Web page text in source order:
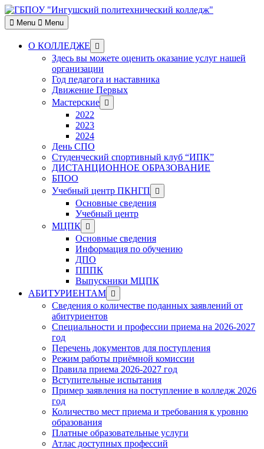
Skip
to
content
Menu Menu
О КОЛЛЕДЖЕ
Show
sub
menu
Здесь вы можете оценить оказание услуг нашей
организации
Год педагога и наставника
Движение Первых
Мастерские Show
sub
2022
2023
2024
День СПО
Студенческий спортивный клуб “ИПК”
ДИСТАНЦИОННОЕ ОБРАЗОВАНИЕ
БПОО
Учебный центр ПКНГП
Show
sub
menu
Основные сведения
Учебный центр
МЦПК Show
sub
menu
Основные сведения
Информация по обучению
ДПО
ПППК
Выпускники МЦПК
АБИТУРИЕНТАМ Show
sub
menu
Сведения о количестве поданных заявлений от
абитуриентов
Специальности и профессии приема на 2026-2027
год
Перечень документов для поступления
Режим работы приёмной комиссии
Правила приема 2026-2027 год
Вступительные испытания
Пример заявления на поступление в колледж 2026
год
Количество мест приема и требования к уровню
образования
Платные образовательные услуги
Атлас доступных профессий